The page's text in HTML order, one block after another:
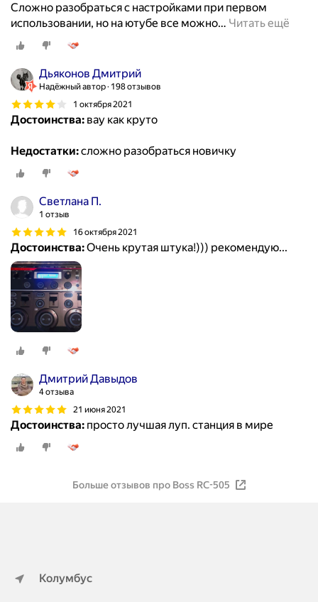
Сложно разобраться с настройками при первом
использовании, но на ютубе все можно… Читать ещё
Дьяконов Дмитрий
Надёжный автор 198 отзывов
1 октября 2021
Достоинства: вау как круто
Недостатки:сложно разобраться новичку
Светлана П.
1 отзыв
16 октября 2021
Достоинства:Очень крутая штука!))) рекомендую...
Дмитрий Давыдов
4 отзыва
21 июня 2021
Достоинства: просто лучшая луп. станция в мире
Больше отзывов про Boss RC-505
Колумбус